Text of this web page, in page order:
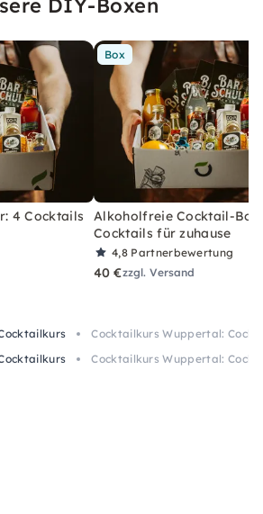
4 Cocktails
Box
Alkoholfreie Cocktail-Box
Cocktails für zuhause
4,8 Partnerbewertung
40 €zzgl. Versand
Cocktailkurs Wuppertal:
Cocktailkurs Wuppertal: